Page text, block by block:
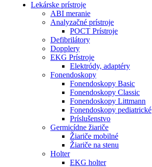
Lekárske prístroje
ABI meranie
Analyzačné prístroje
POCT Prístroje
Defibrilátory
Dopplery
EKG Prístroje
Elektródy, adaptéry
Fonendoskopy
Fonendoskopy Basic
Fonendoskopy Classic
Fonendoskopy Littmann
Fonendoskopy pediatrické
Príslušenstvo
Germicídne žiariče
Žiariče mobilné
Žiariče na stenu
Holter
EKG holter